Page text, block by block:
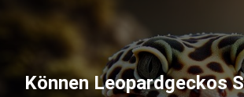
Können Leopardgeckos